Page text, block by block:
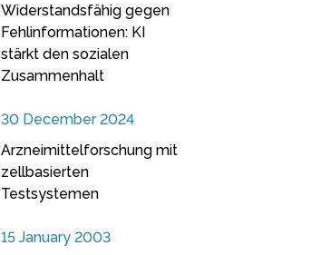
Widerstandsfähig gegen
Fehlinformationen: KI
stärkt den sozialen
Zusammenhalt
30 December 2024
Arzneimittelforschung mit
zellbasierten
Testsystemen
15 January 2003